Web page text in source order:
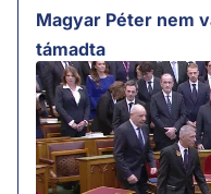
Magyar Péter nem
támadta